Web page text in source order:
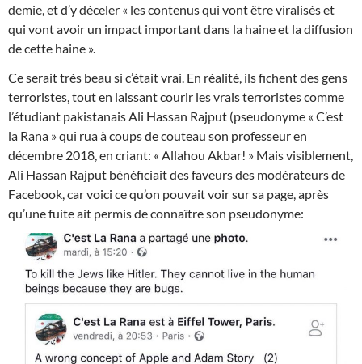
demie, et d’y déceler « les contenus qui vont être viralisés et
qui vont avoir un impact important dans la haine et la diffusion
de cette haine ».
Ce serait très beau si c’était vrai. En réalité, ils fichent des gens
terroristes, tout en laissant courir les vrais terroristes comme
l’étudiant pakistanais Ali Hassan Rajput (pseudonyme « C’est
la Rana » qui rua à coups de couteau son professeur en
décembre 2018, en criant: « Allahou Akbar! » Mais visiblement,
Ali Hassan Rajput bénéficiait des faveurs des modérateurs de
Facebook, car voici ce qu’on pouvait voir sur sa page, après
qu’une fuite ait permis de connaître son pseudonyme: